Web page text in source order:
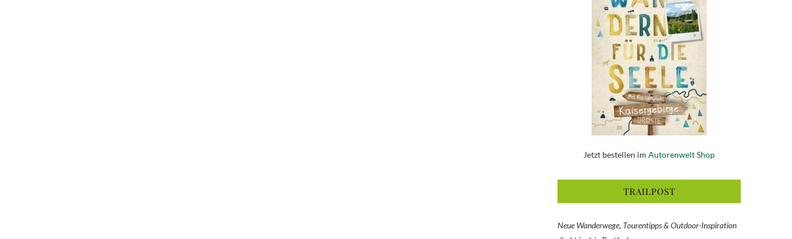
Jetzt bestellen im Autorenwelt Shop
TRAILPOST
Neue Wanderwege, Tourentipps & Outdoor-Inspiration